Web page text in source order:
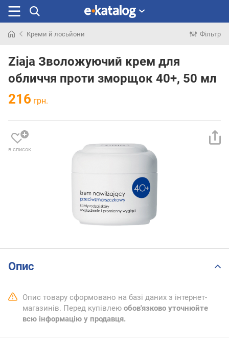
раніше
Креми й лосьйони Фільтр
Ziaja Зволожуючий крем для
обличчя проти зморщок 40+, 50 мл
216 грн.
в список
Опис
Опис товару сформовано на базі даних з інтернет-
магазинів. Перед купівлею обов'язково уточнюйте
всю інформацію у продавця.